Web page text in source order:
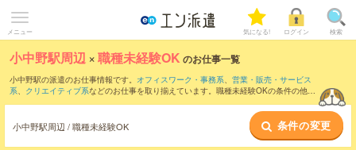
メニュー 気になる! ログイン 検索
小中野駅周辺 ×職種未経験OK のお仕事一覧
小中野駅の派遣のお仕事情報です。 オフィスワーク・事務系、 営業・販売・サービス
系、 クリエイティブ系などのお仕事を取り揃えています。職種未経験OKの条件の他
小中野駅周辺 / 職種未経験OK 条件の変更